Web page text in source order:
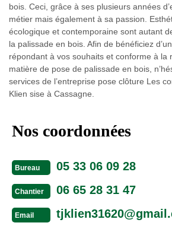
bois. Ceci, grâce à ses plusieurs années
métier mais également à sa passion.
écologique et contemporaine sont autant
la palissade en bois. Afin de bénéficiez
répondant à vos souhaits et conforme à la
matière de pose de palissade en bois,
services de l’entreprise pose clôture Les
Klien sise à Cassagne.
Nos coordonnées
Bureau 05 33 06 09 28
Chantier 06 65 28 31 47
Email